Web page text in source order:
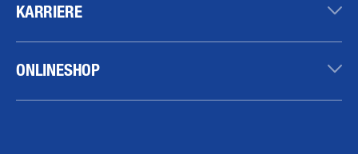
KARRIERE
ONLINESHOP